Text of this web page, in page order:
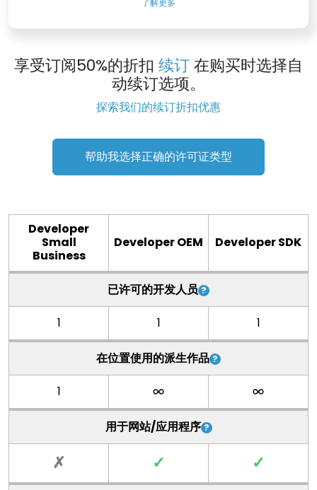
了解更多
享受订阅50%的折扣 续订在购买时选择自
动续订选项。
探索我们的续订折扣优惠
帮助我选择正确的许可证类型
Developer
Small
Business
Developer OEM Developer SDK
已许可的开发人员
1 1 1
在位置使用的派生作品
1
用于网站/应用程序
✗ ✓ ✓